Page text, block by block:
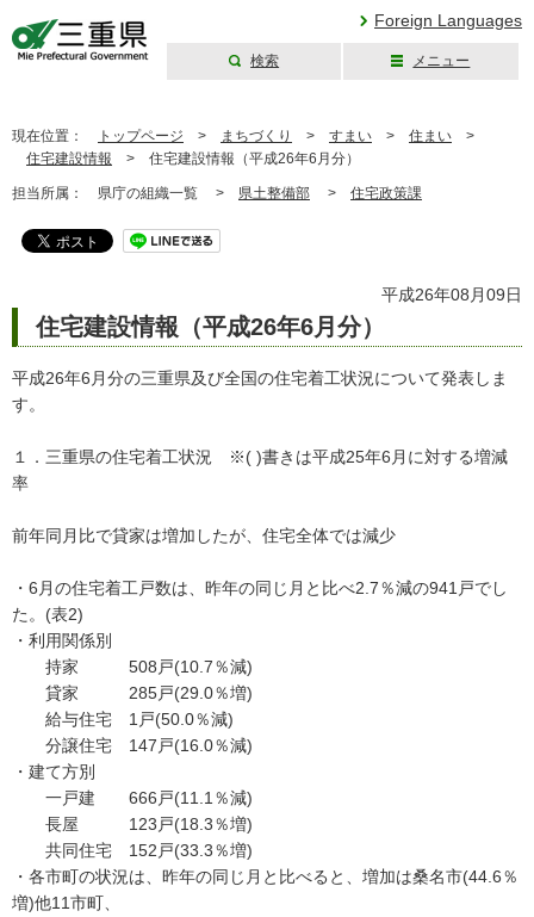
Foreign Languages
検索 メニュー
現在位置： トップページ > まちづくり > すまい > 住まい >
住宅建設情報 > 住宅建設情報（平成26年6月分）
担当所属： 県庁の組織一覧 > 県土整備部 > 住宅政策課
平成26年08月09日
住宅建設情報（平成26年6月分）
平成26年6月分の三重県及び全国の住宅着工状況について発表しま
す。
１．三重県の住宅着工状況 ※( )書きは平成25年6月に対する増減
率
前年同月比で貸家は増加したが、住宅全体では減少
・6月の住宅着工戸数は、昨年の同じ月と比べ2.7％減の941戸でし
た。(表2)
・利用関係別
持家 508戸(10.7％減)
貸家 285戸(29.0％増)
給与住宅 1戸(50.0％減)
分譲住宅 147戸(16.0％減)
・建て方別
一戸建 666戸(11.1％減)
長屋 123戸(18.3％増)
共同住宅 152戸(33.3％増)
・各市町の状況は、昨年の同じ月と比べると、増加は桑名市(44.6％
増)他11市町、